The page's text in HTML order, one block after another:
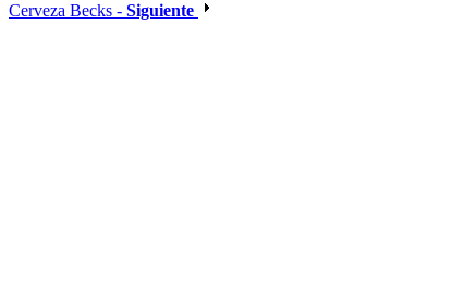
Cerveza Becks - Siguiente